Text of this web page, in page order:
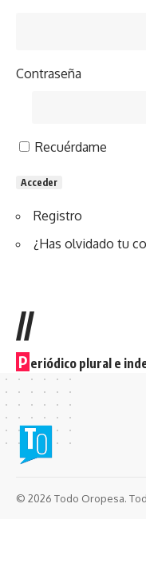
Contraseña
Recuérdame
Acceder
Registro
¿Has olvidado tu
//
P eriódico plural e
© 2026 Todo Oropesa.